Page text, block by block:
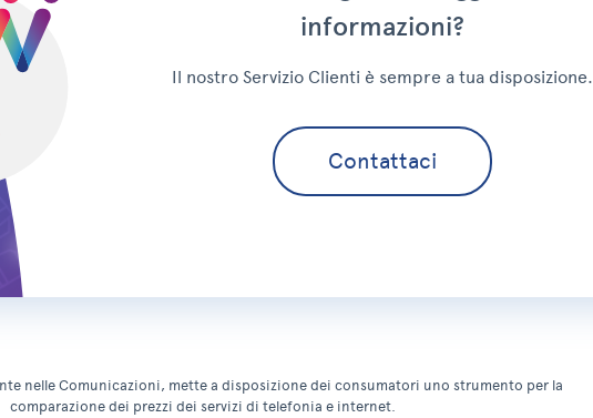
Future Special FTTC
Scarica
Future Basic FTTC
Future FTTH (scad. 30.06.26)
Future FTTC (scad. 30.06.26)
informazioni?
Il nostro Servizio Clienti è sempre a tua disposizione.
Contattaci
nelle Comunicazioni, mette a disposizione dei consumatori uno strumento per la
comparazione dei prezzi dei servizi di telefonia e internet.